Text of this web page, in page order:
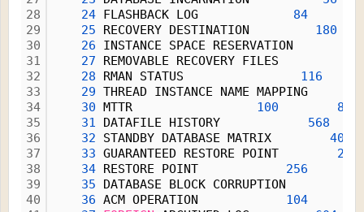
28
29
30
31
32
33
34
35
36
37
38
39
40
24 FLASHBACK LOG 84
25 RECOVERY DESTINATION 180
26 INSTANCE SPACE RESERVATION
27 REMOVABLE RECOVERY FILES
28 RMAN STATUS 116
29 THREAD INSTANCE NAME MAPPING
30 MTTR 100
8
31 DATAFILE HISTORY 568
32 STANDBY DATABASE MATRIX 400
33 GUARANTEED RESTORE POINT 256
34 RESTORE POINT 256
35 DATABASE BLOCK CORRUPTION
36 ACM OPERATION 104